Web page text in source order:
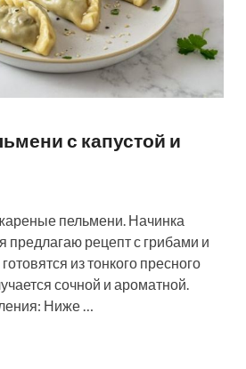
с капустой и
пельмени. Начинка
предлагаю рецепт с грибами и
из тонкого пресного
сочной и ароматной.
Ниже …